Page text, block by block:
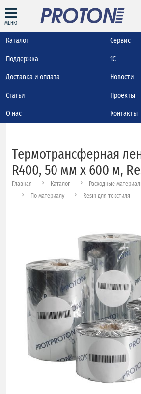
МЕНЮ
Каталог Сервис
Поддержка 1С
Доставка и оплата Новости
Статьи Проекты
О нас Контакты
Термотрансферная
R400, 50 мм х 600 м,
Главная Каталог Расходные
По материалу
Resin для текстиля